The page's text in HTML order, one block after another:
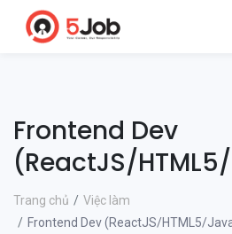
Frontend Dev
(ReactJS/
Trang chủ
Việc làm
Frontend Dev (ReactJS/HTML5/